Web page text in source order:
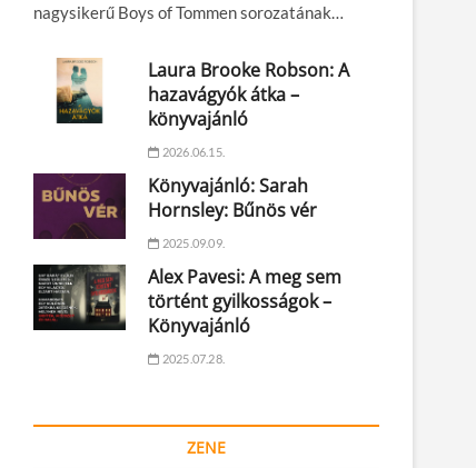
nagysikerű Boys of Tommen sorozatának…
Laura Brooke Robson: A
hazavágyók átka –
könyvajánló
2026.06.15.
Könyvajánló: Sarah
Hornsley: Bűnös vér
2025.09.09.
Alex Pavesi: A meg sem
történt gyilkosságok –
Könyvajánló
2025.07.28.
ZENE